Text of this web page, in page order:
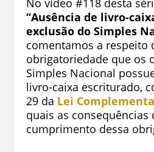
“Ausência de livro-
exclusão do Simples
comentamos a respeito
obrigatoriedade que os
Simples Nacional
livro-caixa escriturado,
29 da Lei
quais as consequências
cumprimento dessa